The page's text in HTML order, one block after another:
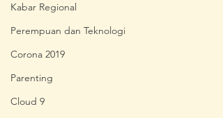
Kabar Regional
Perempuan dan Teknologi
Corona 2019
Parenting
Cloud 9